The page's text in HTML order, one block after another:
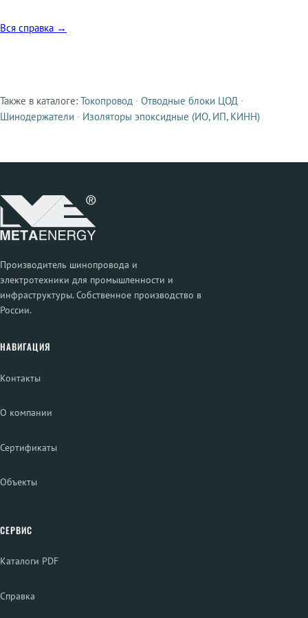
Вся справка →
Смежные продукты
Также в каталоге: Токопровод · Отводные блоки ЦОД ·
Шинодержатели · Изоляторы эпоксидные (ИО, ИП, КИНН)
Производитель шинопровода и
электротехники для промышленности и
инфраструктуры. Собственное производство в
России.
НАВИГАЦИЯ
Контакты
О компании
Сертификаты
Объекты
СЕРВИС
Каталоги PDF
Справка